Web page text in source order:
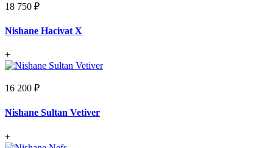
18 750 ₽
Nishane Hacivat X
+
16 200 ₽
Nishane Sultan Vetiver
+